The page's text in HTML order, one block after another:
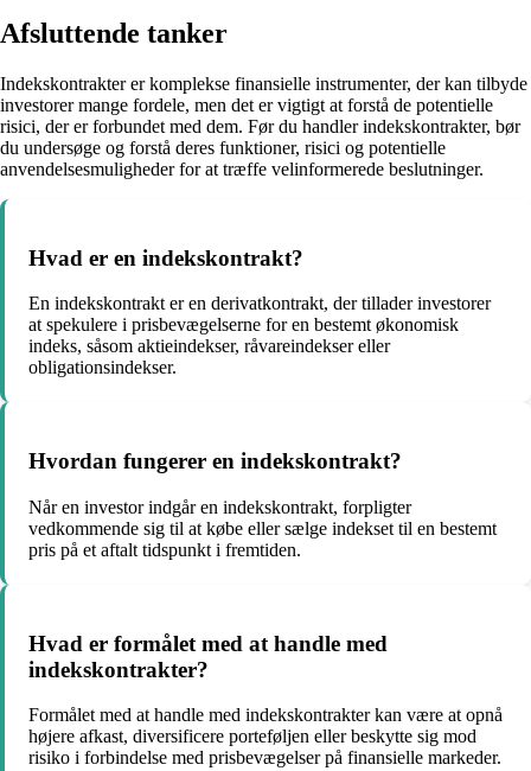
Afsluttende tanker
Indekskontrakter er komplekse finansielle instrumenter, der kan tilbyde
investorer mange fordele, men det er vigtigt at forstå de potentielle
risici, der er forbundet med dem. Før du handler indekskontrakter, bør
du undersøge og forstå deres funktioner, risici og potentielle
anvendelsesmuligheder for at træffe velinformerede beslutninger.
Hvad er en indekskontrakt?
En indekskontrakt er en derivatkontrakt, der tillader investorer
at spekulere i prisbevægelserne for en bestemt økonomisk
indeks, såsom aktieindekser, råvareindekser eller
obligationsindekser.
Hvordan fungerer en indekskontrakt?
Når en investor indgår en indekskontrakt, forpligter
vedkommende sig til at købe eller sælge indekset til en bestemt
pris på et aftalt tidspunkt i fremtiden.
Hvad er formålet med at handle med
indekskontrakter?
Formålet med at handle med indekskontrakter kan være at opnå
højere afkast, diversificere porteføljen eller beskytte sig mod
risiko i forbindelse med prisbevægelser på finansielle markeder.